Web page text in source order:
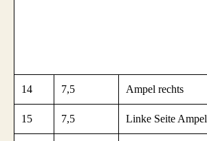
14 7,5 Ampel rechts
15 7,5 Linke Seite Ampel